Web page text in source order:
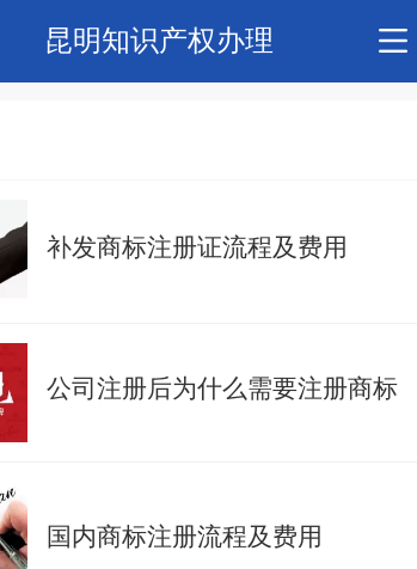
昆明知识产权办理
补发商标注册证流程及费用
公司注册后为什么需要注册商标
国内商标注册流程及费用